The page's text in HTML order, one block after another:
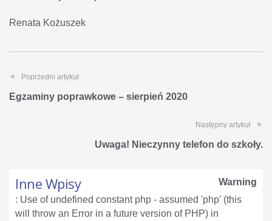
Renata Kożuszek
Poprzedni artykuł
Egzaminy poprawkowe – sierpień 2020
Następny artykuł
Uwaga! Nieczynny telefon do szkoły.
Inne Wpisy
Warning
: Use of undefined constant php - assumed 'php' (this
will throw an Error in a future version of PHP) in